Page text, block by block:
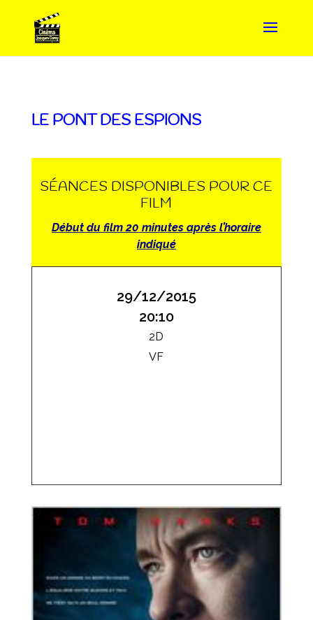
LE PONT DES ESPIONS
SÉANCES DISPONIBLES POUR CE
FILM
Début du film 20 minutes après l’horaire
indiqué
29/12/2015
20:10
2D
VF